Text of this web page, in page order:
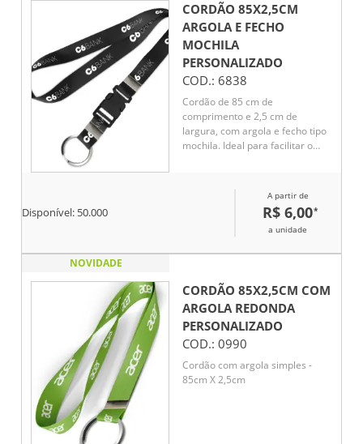
CORDÃO 85X2,5CM
ARGOLA E FECHO
MOCHILA
PERSONALIZADO
COD.: 6838
Cordão de 85 cm de
comprimento e 2,5 cm de
largura, com argola e fecho tipo
mochila. Ideal para facilitar o
design simples e funcional
garante resistência e
durabilidade no uso diário.
Disponível: 50.000
A partir de
R$ 6,00*
a unidade
NOVIDADE
CORDÃO 85X2,5CM COM
ARGOLA REDONDA
PERSONALIZADO
COD.: 0990
Cordão com argola simples -
85cm X 2,5cm